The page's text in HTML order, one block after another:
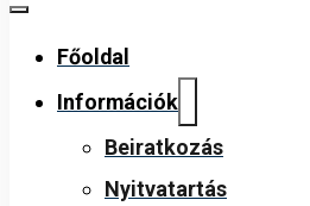
Főoldal
Információk
Beiratkozás
Nyitvatartás